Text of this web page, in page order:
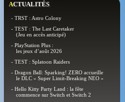
ACTUALITÉS
- TRST : Astro Colony
- TEST : The Last Caretaker
(Jeu en accès anticipé)
- PlayStation Plus :
les jeux d’août 2026
- TEST : Splatoon Raiders
- Dragon Ball: Sparking! ZERO accueille
le DLC « Super Limit-Breaking NEO »
- Hello Kitty Party Land : la fête
commence sur Switch et Switch 2